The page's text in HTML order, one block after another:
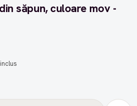
săpun, culoare mov -